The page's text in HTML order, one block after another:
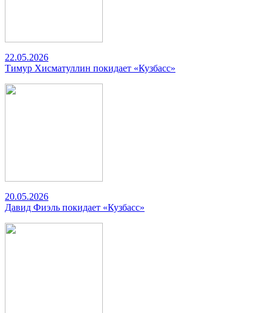
22.05.2026
Тимур Хисматуллин покидает «Кузбасс»
20.05.2026
Давид Фиэль покидает «Кузбасс»